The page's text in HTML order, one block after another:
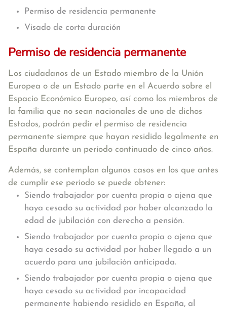
Permiso de residencia permanente
Visado de corta duración
Permiso de residencia permanente
Los ciudadanos de un Estado miembro de la Unión
Europea o de un Estado parte en el Acuerdo sobre el
Espacio Económico Europeo, así como los miembros de
la familia que no sean nacionales de uno de dichos
Estados, podrán pedir el permiso de residencia
permanente siempre que hayan residido legalmente en
España durante un período continuado de cinco años.
Además, se contemplan algunos casos en los que antes
de cumplir ese periodo se puede obtener:
Siendo trabajador por cuenta propia o ajena que
haya cesado su actividad por haber alcanzado la
edad de jubilación con derecho a pensión.
Siendo trabajador por cuenta propia o ajena que
haya cesado su actividad por haber llegado a un
acuerdo para una jubilación anticipada.
Siendo trabajador por cuenta propia o ajena que
haya cesado su actividad por incapacidad
permanente habiendo residido en España, al